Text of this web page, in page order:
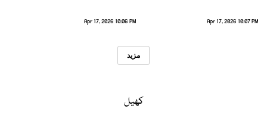
Apr 17, 2026 10:07 PM
Apr 17, 2026 10:06 PM
مزید
کھیل